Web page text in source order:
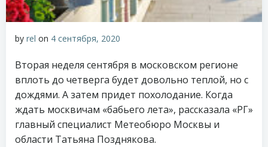
by rel on 4 сентября, 2020
Вторая неделя сентября в московском регионе
вплоть до четверга будет довольно теплой, но с
дождями. А затем придет похолодание. Когда
ждать москвичам «бабьего лета», рассказала «РГ»
главный специалист Метеобюро Москвы и
области Татьяна Позднякова.